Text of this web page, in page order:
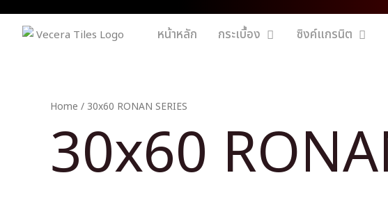
หน้าหลัก กระเบื้อง ซิงค์แกรนิต
Home / 30x60 RONAN SERIES
30x60